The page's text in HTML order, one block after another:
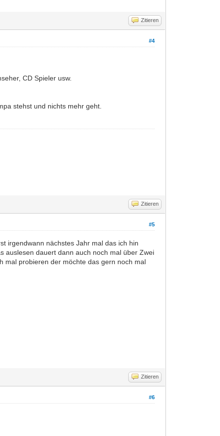
Zitieren
#4
CD Spieler usw.
stehst und nichts mehr geht.
Zitieren
#5
irgendwann nächstes Jahr mal das ich hin
auslesen dauert dann auch noch mal über Zwei
mal probieren der möchte das gern noch mal
Zitieren
#6